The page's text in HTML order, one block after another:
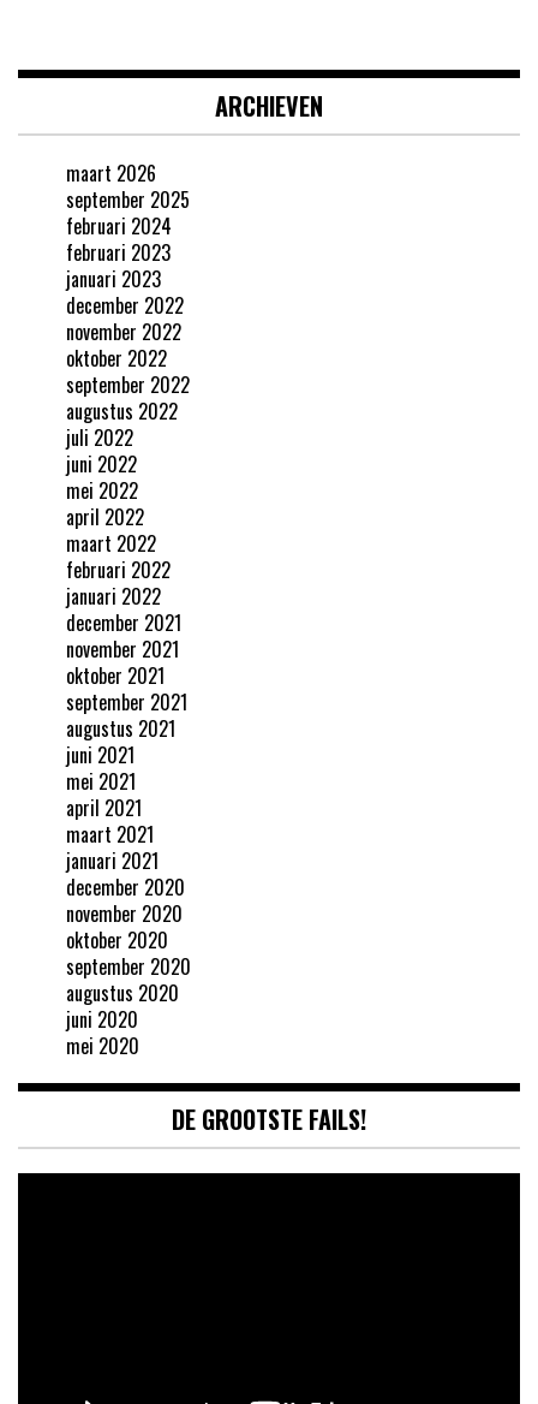
ARCHIEVEN
maart 2026
september 2025
februari 2024
februari 2023
januari 2023
december 2022
november 2022
oktober 2022
september 2022
augustus 2022
juli 2022
juni 2022
mei 2022
april 2022
maart 2022
februari 2022
januari 2022
december 2021
november 2021
oktober 2021
september 2021
augustus 2021
juni 2021
mei 2021
april 2021
maart 2021
januari 2021
december 2020
november 2020
oktober 2020
september 2020
augustus 2020
juni 2020
mei 2020
DE GROOTSTE FAILS!